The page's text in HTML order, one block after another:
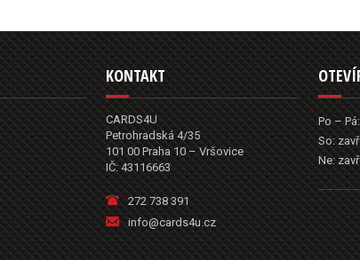
KONTAKT
CARDS4U
Petrohradská 4/35
101 00 Praha 10 – Vršovice
IČ: 43116663
272 738 391
info@cards4u.cz
Po –
So:
Ne: